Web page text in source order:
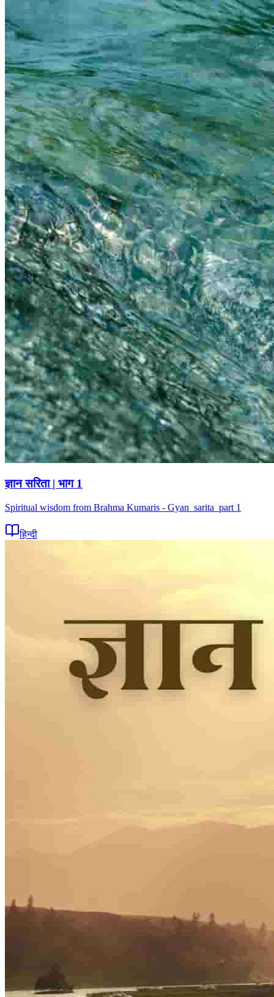
ज्ञान सरिता | भाग 1
Spiritual wisdom from Brahma Kumaris - Gyan_sarita_part 1
हिन्दी